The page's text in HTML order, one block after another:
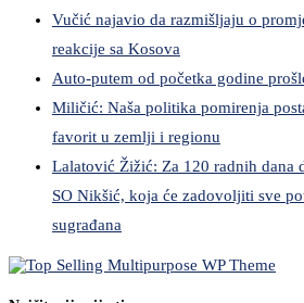
Vučić najavio da razmišljaju o
reakcije sa Kosova
Auto-putem od početka godine
Miličić: Naša politika pomirenja
favorit u zemlji i regionu
Lalatović Žižić: Za 120 radnih dana
SO Nikšić, koja će zadovoljiti sve
sugrađana